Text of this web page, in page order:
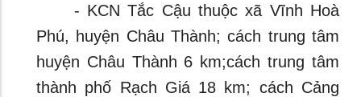
- KCN Tắc Cậu thuộc xã Vĩnh Hoà
Phú, huyện Châu Thành; cách trung tâm
huyện Châu Thành 6 km;cách trung tâm
thành phố Rạch Giá 18 km; cách Cảng